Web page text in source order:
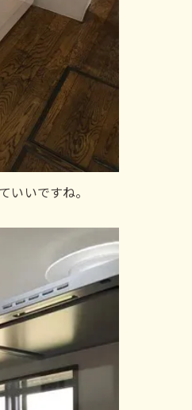
いですね。